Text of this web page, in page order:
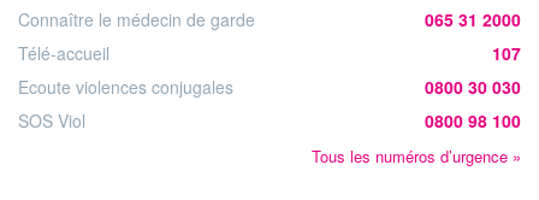
Connaître le médecin de garde
065 31 2000
Télé-accueil
107
Ecoute violences conjugales
0800 30 030
SOS Viol
0800 98 100
Tous les numéros d’urgence »